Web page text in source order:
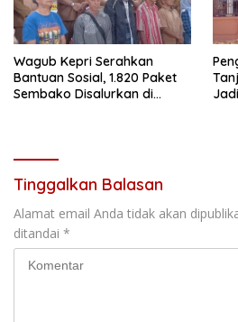
Wagub Kepri Serahkan
Bantuan Sosial, 1.820 Paket
Sembako Disalurkan di
Tinggalkan Balasan
Alamat email Anda tidak akan
ditandai *